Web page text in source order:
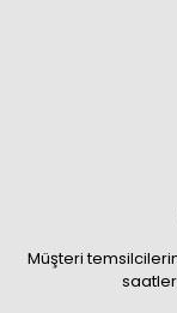
Müşteri